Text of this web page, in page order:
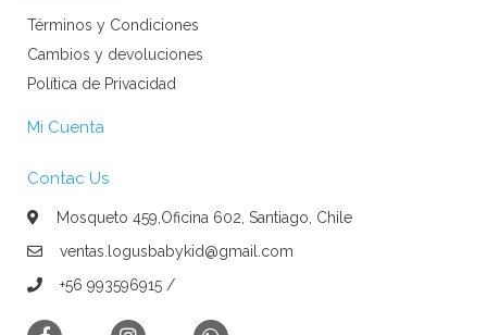
Términos y Condiciones
Cambios y devoluciones
Política de Privacidad
Mi Cuenta
Contac Us
Mosqueto 459,Oficina 602, Santiago, Chile
ventas.logusbabykid@gmail.com
+56 993596915 /